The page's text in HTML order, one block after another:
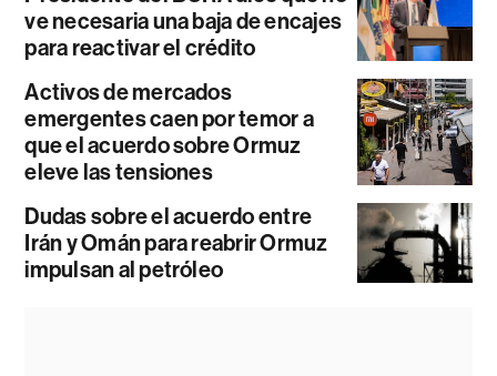
ve necesaria una baja de encajes
para reactivar el crédito
Activos de mercados
emergentes caen por temor a
que el acuerdo sobre Ormuz
eleve las tensiones
Dudas sobre el acuerdo entre
Irán y Omán para reabrir Ormuz
impulsan al petróleo